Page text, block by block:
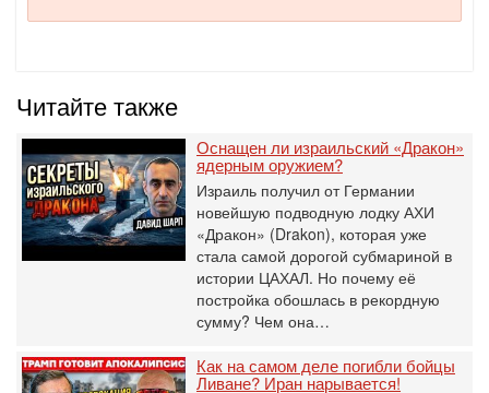
Читайте также
Оснащен ли израильский «Дракон»
ядерным оружием?
Израиль получил от Германии
новейшую подводную лодку АХИ
«Дракон» (Drakon), которая уже
стала самой дорогой субмариной в
истории ЦАХАЛ. Но почему её
постройка обошлась в рекордную
сумму? Чем она…
Как на самом деле погибли бойцы
Ливане? Иран нарывается!